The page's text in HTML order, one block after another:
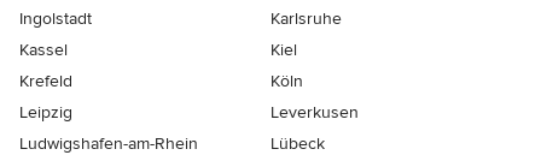
Ingolstadt
Karlsruhe
Kassel
Kiel
Krefeld
Köln
Leipzig
Leverkusen
Ludwigshafen-am-Rhein
Lübeck